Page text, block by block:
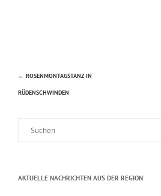
Beitragsnavigation
← ROSENMONTAGSTANZ IN
RÜDENSCHWINDEN
AKTUELLE NACHRICHTEN AUS DER REGION